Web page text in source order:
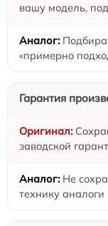
вашу модель,
«примерно
Гарантия
заводской
Не
технику аналоги